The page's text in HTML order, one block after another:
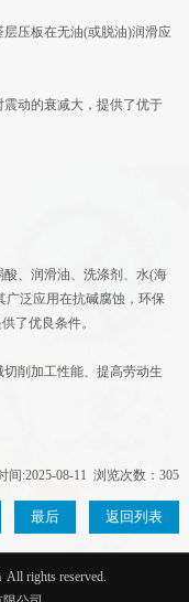
压板在无油(或脱油)润滑应
动的衰减大，提供了优于
、润滑油、洗涤剂、水(海
广泛应用在抗碱腐蚀，环保
了优良条件。
削加工性能、提高劳动生
间:2025-08-11 浏览次数：305
最后 返回列表
All rights reserved.